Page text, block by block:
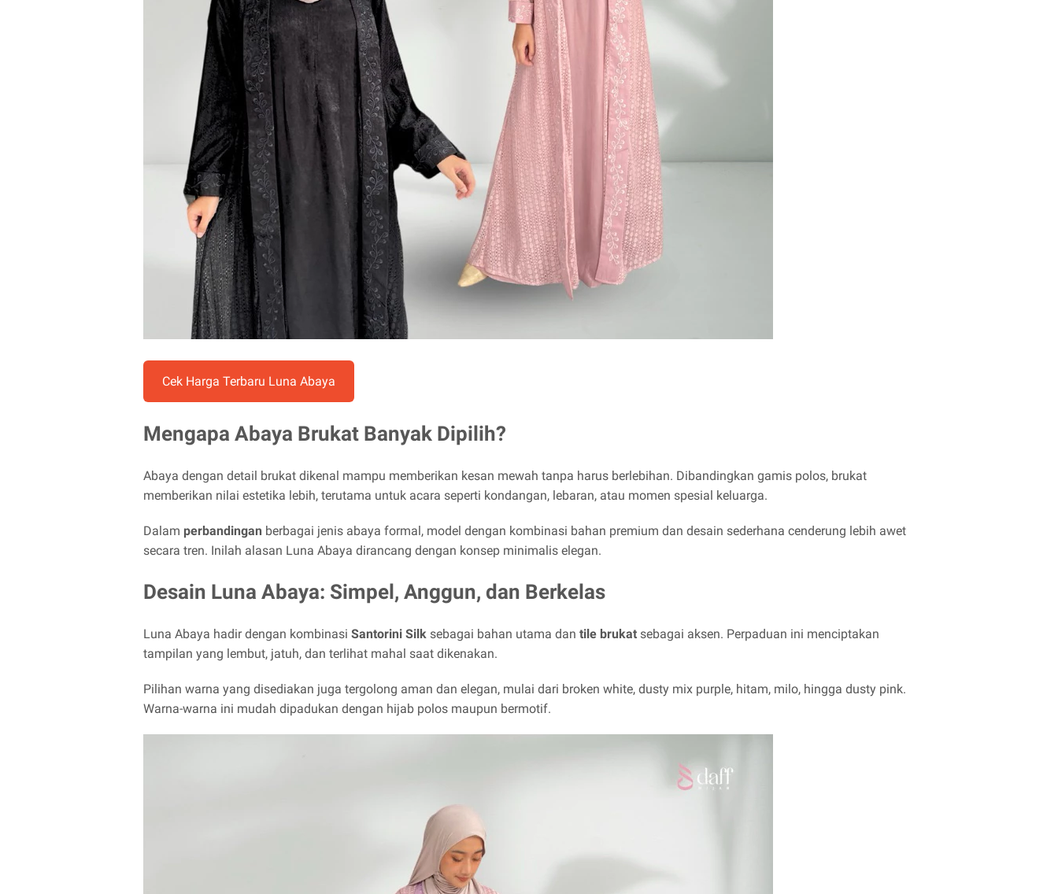
Cek Harga Terbaru Luna Abaya
Mengapa Abaya Brukat Banyak Dipilih?
Abaya dengan detail brukat dikenal mampu memberikan kesan mewah tanpa harus berlebihan. Dibandingkan gamis polos, brukat
memberikan nilai estetika lebih, terutama untuk acara seperti kondangan, lebaran, atau momen spesial keluarga.
Dalam perbandingan berbagai jenis abaya formal, model dengan kombinasi bahan premium dan desain sederhana cenderung lebih awet
secara tren. Inilah alasan Luna Abaya dirancang dengan konsep minimalis elegan.
Desain Luna Abaya: Simpel, Anggun, dan Berkelas
Luna Abaya hadir dengan kombinasi Santorini Silk sebagai bahan utama dan tile brukat sebagai aksen. Perpaduan ini menciptakan
tampilan yang lembut, jatuh, dan terlihat mahal saat dikenakan.
Pilihan warna yang disediakan juga tergolong aman dan elegan, mulai dari broken white, dusty mix purple, hitam, milo, hingga dusty pink.
Warna-warna ini mudah dipadukan dengan hijab polos maupun bermotif.